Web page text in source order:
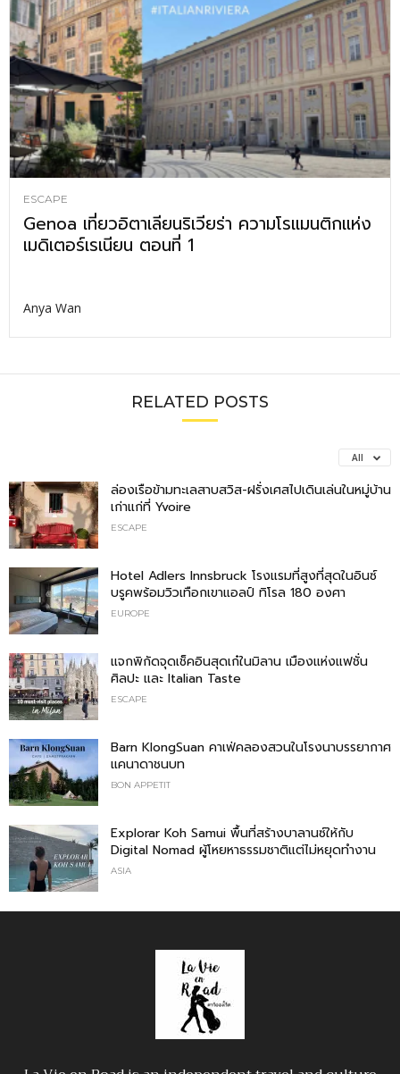
ESCAPE
Genoa เที่ยวอิตาเลียนริเวียร่า ความโรแมนติกแห่ง
เมดิเตอร์เรเนียน ตอนที่ 1
Anya Wan
RELATED POSTS
All
ล่องเรือข้ามทะเลสาบสวิส-ฝรั่งเศสไปเดินเล่นในหมู่บ้าน
เก่าแก่ที่ Yvoire
ESCAPE
Hotel Adlers Innsbruck โรงแรมที่สูงที่สุดในอินซ์
บรูคพร้อมวิวเทือกเขาแอลป์ ทิโรล 180 องศา
EUROPE
แจกพิกัดจุดเช็คอินสุดเก๋ในมิลาน เมืองแห่งแฟชั่น
ศิลปะ และ Italian Taste
ESCAPE
Barn KlongSuan คาเฟ่คลองสวนในโรงนาบรรยากาศ
แคนาดาชนบท
BON APPETIT
Explorar Koh Samui พื้นที่สร้างบาลานซ์ให้กับ
Digital Nomad ผู้โหยหาธรรมชาติแต่ไม่หยุดทำงาน
ASIA